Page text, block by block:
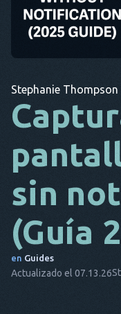
Stephanie Thompson
sin
(Guía
en Guides
Actualizado el 07.13.26